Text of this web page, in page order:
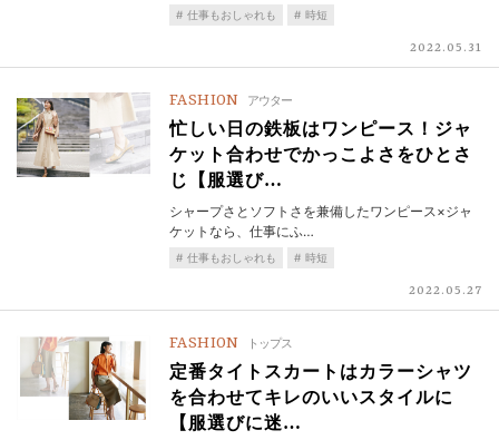
仕事もおしゃれも 時短
2022.05.31
FASHION アウター
忙しい日の鉄板はワンピース！ジャ
ケット合わせでかっこよさをひとさ
じ【服選び…
シャープさとソフトさを兼備したワンピース×ジャ
ケットなら、仕事にふ…
仕事もおしゃれも 時短
2022.05.27
FASHION トップス
定番タイトスカートはカラーシャツ
を合わせてキレのいいスタイルに
【服選びに迷…